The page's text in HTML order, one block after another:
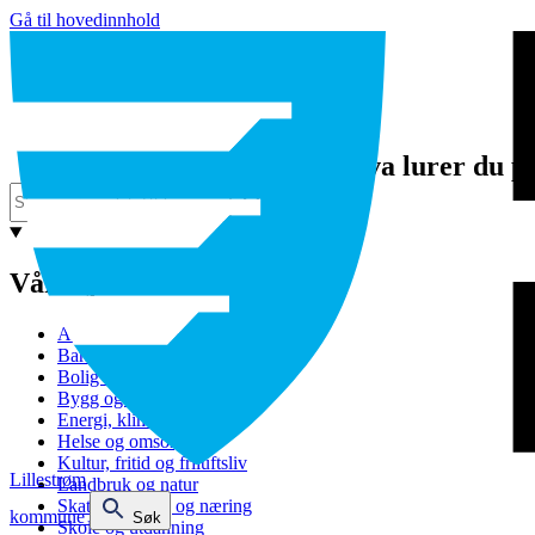
Gå til hovedinnhold
Lillestrøm
kommune
Søk
Hva lurer du
Våre tjenester
Avfall og gjenvinning
Barnehage
Bolig og sosiale tjenester
Bygg og eiendom
Energi, klima og miljø
Helse og omsorg
Kultur, fritid og friluftsliv
Landbruk og natur
Skatt, bevilling og næring
Skole og utdanning